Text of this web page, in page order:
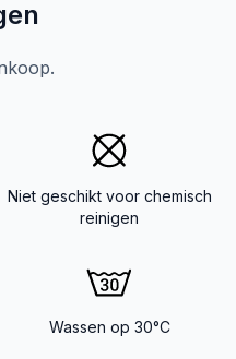
Niet geschikt voor chemisch
reinigen
Wassen op 30°C